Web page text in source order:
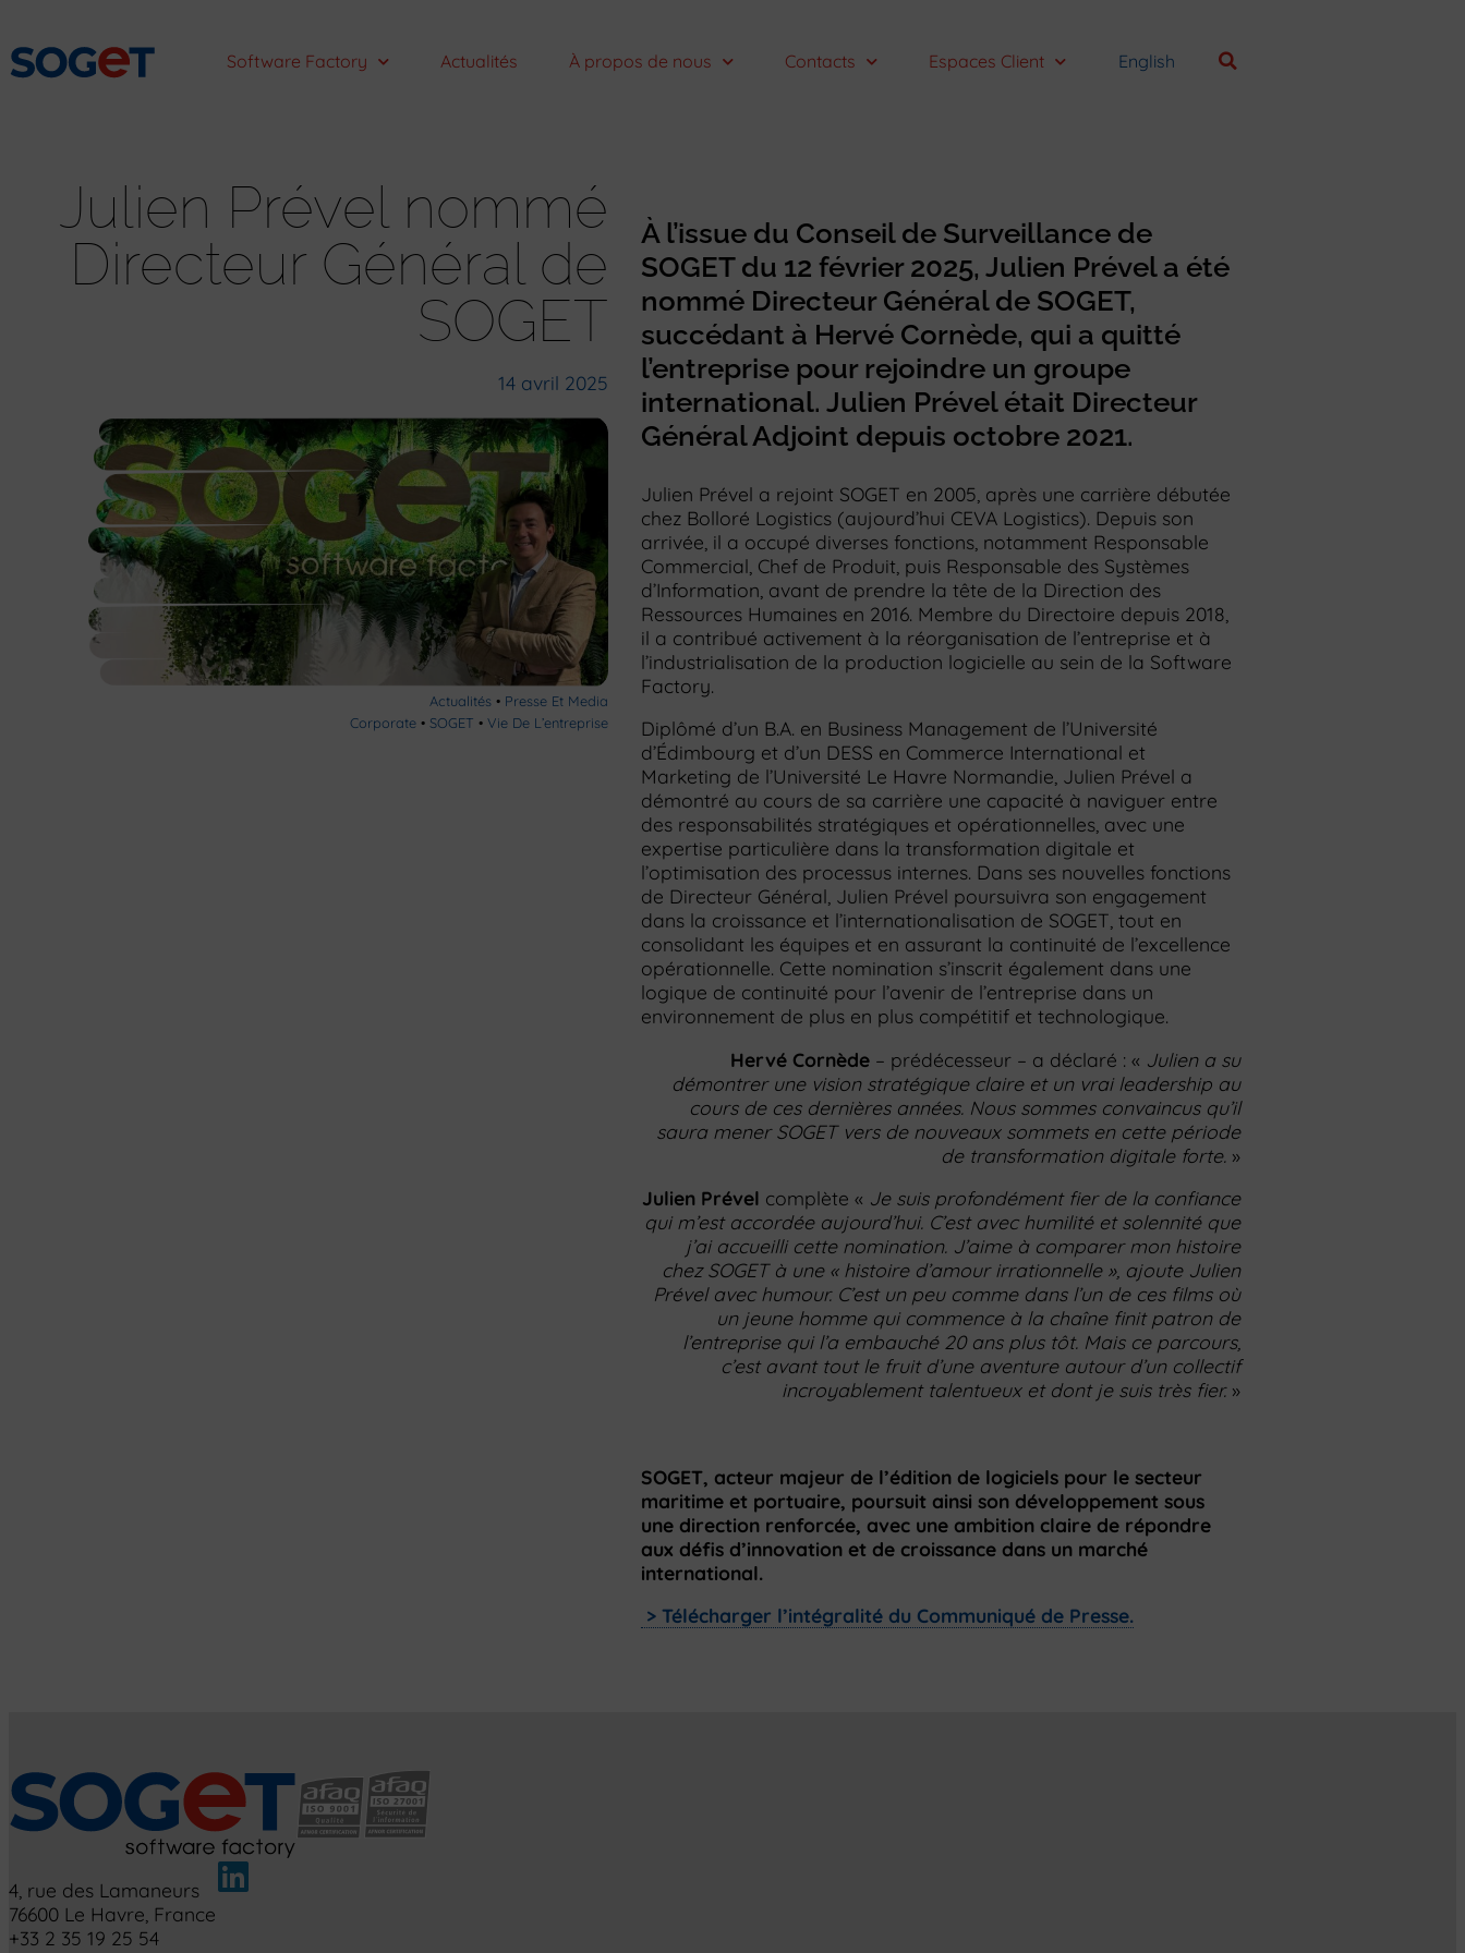
Software Factory Actualités À propos de nous Contacts Espaces Client English
Julien Prével nommé
Directeur Général de
SOGET
14 avril 2025
Actualités • Presse Et Media
Corporate • SOGET • Vie De L’entreprise
À l’issue du Conseil de Surveillance de
SOGET du 12 février 2025, Julien Prével a été
nommé Directeur Général de SOGET,
succédant à Hervé Cornède, qui a quitté
l’entreprise pour rejoindre un groupe
international. Julien Prével était Directeur
Général Adjoint depuis octobre 2021.
Julien Prével a rejoint SOGET en 2005, après une carrière débutée
chez Bolloré Logistics (aujourd’hui CEVA Logistics). Depuis son
arrivée, il a occupé diverses fonctions, notamment Responsable
Commercial, Chef de Produit, puis Responsable des Systèmes
d’Information, avant de prendre la tête de la Direction des
Ressources Humaines en 2016. Membre du Directoire depuis 2018,
il a contribué activement à la réorganisation de l’entreprise et à
l’industrialisation de la production logicielle au sein de la Software
Factory.
Diplômé d’un B.A. en Business Management de l’Université
d’Édimbourg et d’un DESS en Commerce International et
Marketing de l’Université Le Havre Normandie, Julien Prével a
démontré au cours de sa carrière une capacité à naviguer entre
des responsabilités stratégiques et opérationnelles, avec une
expertise particulière dans la transformation digitale et
l’optimisation des processus internes. Dans ses nouvelles fonctions
de Directeur Général, Julien Prével poursuivra son engagement
dans la croissance et l’internationalisation de SOGET, tout en
consolidant les équipes et en assurant la continuité de l’excellence
opérationnelle. Cette nomination s’inscrit également dans une
logique de continuité pour l’avenir de l’entreprise dans un
environnement de plus en plus compétitif et technologique.
Hervé Cornède – prédécesseur – a déclaré : « Julien a su
démontrer une vision stratégique claire et un vrai leadership au
cours de ces dernières années. Nous sommes convaincus qu’il
saura mener SOGET vers de nouveaux sommets en cette période
de transformation digitale forte. »
Julien Prével complète « Je suis profondément fier de la confiance
qui m’est accordée aujourd’hui. C’est avec humilité et solennité que
j’ai accueilli cette nomination. J’aime à comparer mon histoire
chez SOGET à une « histoire d’amour irrationnelle », ajoute Julien
Prével avec humour. C’est un peu comme dans l’un de ces films où
un jeune homme qui commence à la chaîne finit patron de
l’entreprise qui l’a embauché 20 ans plus tôt. Mais ce parcours,
c’est avant tout le fruit d’une aventure autour d’un collectif
incroyablement talentueux et dont je suis très fier.»
SOGET, acteur majeur de l’édition de logiciels pour le secteur
maritime et portuaire, poursuit ainsi son développement sous
une direction renforcée, avec une ambition claire de répondre
aux défis d’innovation et de croissance dans un marché
international.
> Télécharger l’intégralité du Communiqué de Presse.
4, rue des Lamaneurs
76600 Le Havre, France
+33 2 35 19 25 54